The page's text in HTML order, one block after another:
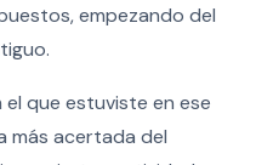
empezando del
el que estuviste en ese
más acertada del